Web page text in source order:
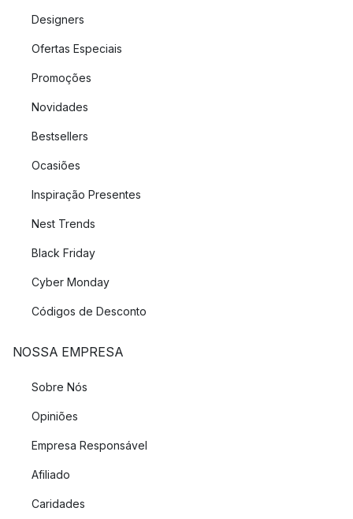
Designers
Ofertas Especiais
Promoções
Novidades
Bestsellers
Ocasiões
Inspiração Presentes
Nest Trends
Black Friday
Cyber Monday
Códigos de Desconto
NOSSA EMPRESA
Sobre Nós
Opiniões
Empresa Responsável
Afiliado
Caridades